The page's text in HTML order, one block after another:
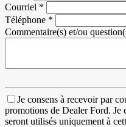
Courriel *
Téléphone *
Commentaire(s) et/ou
Je consens à recevoir par
promotions de Dealer Ford. Je
seront utilisés uniquement à